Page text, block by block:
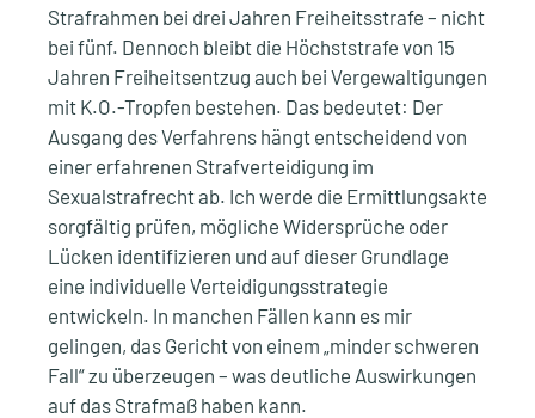
Strafrahmen bei drei Jahren Freiheitsstrafe – nicht
bei fünf. Dennoch bleibt die Höchststrafe von 15
Jahren Freiheitsentzug auch bei Vergewaltigungen
mit K.O.-Tropfen bestehen. Das bedeutet: Der
Ausgang des Verfahrens hängt entscheidend von
einer erfahrenen Strafverteidigung im
Sexualstrafrecht ab. Ich werde die Ermittlungsakte
sorgfältig prüfen, mögliche Widersprüche oder
Lücken identifizieren und auf dieser Grundlage
eine individuelle Verteidigungsstrategie
entwickeln. In manchen Fällen kann es mir
gelingen, das Gericht von einem „minder schweren
Fall“ zu überzeugen – was deutliche Auswirkungen
auf das Strafmaß haben kann.